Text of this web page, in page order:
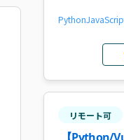
Python
リモート可